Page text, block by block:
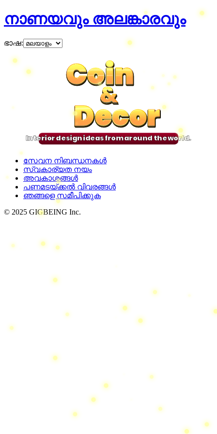
നാണയവും അലങ്കാരവും
ഭാഷ:
Coin
&
Decor
Coin
&
Decor
Coin
&
Decor
Coin
&
Decor
Interior design ideas from around the world.
സേവന നിബന്ധനകൾ
സ്വകാര്യത നയം
അവകാശങ്ങൾ
പണമടയ്ക്കൽ വിവരങ്ങൾ
ഞങ്ങളെ സമീപിക്കുക
© 2025 GIGBEING Inc.